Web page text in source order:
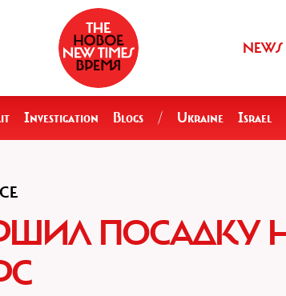
NEWS
Investigation Blogs / Ukraine Israel
ПОСАДКУ